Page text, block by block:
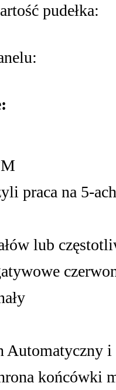
pudełka:
praca na 5-
lub
Automatyczny i
końcówki